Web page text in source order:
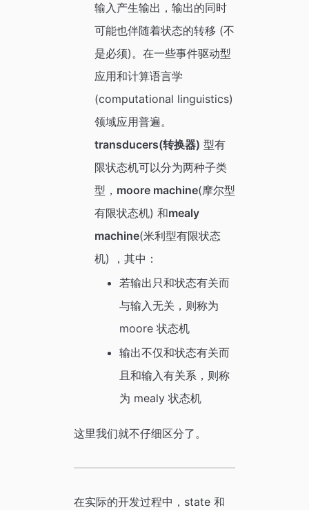
输入产生输出，输出的同时
可能也伴随着状态的转移 (不
是必须)。在一些事件驱动型
应用和计算语言学
(computational linguistics)
领域应用普遍。
transducers(转换器) 型有
限状态机可以分为两种子类
型， moore machine(摩尔型
有限状态机) 和mealy
machine(米利型有限状态
机) ，其中：
若输出只和状态有关而
与输入无关，则称为
moore 状态机
输出不仅和状态有关而
且和输入有关系，则称
为 mealy 状态机
这里我们就不仔细区分了。
在实际的开发过程中，state 和